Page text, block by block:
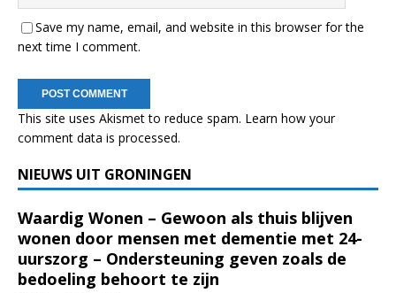
Save my name, email, and website in this browser for the
next time I comment.
This site uses Akismet to reduce spam. Learn how your
comment data is processed.
NIEUWS UIT GRONINGEN
Waardig Wonen – Gewoon als thuis blijven
wonen door mensen met dementie met 24-
uurszorg – Ondersteuning geven zoals de
bedoeling behoort te zijn